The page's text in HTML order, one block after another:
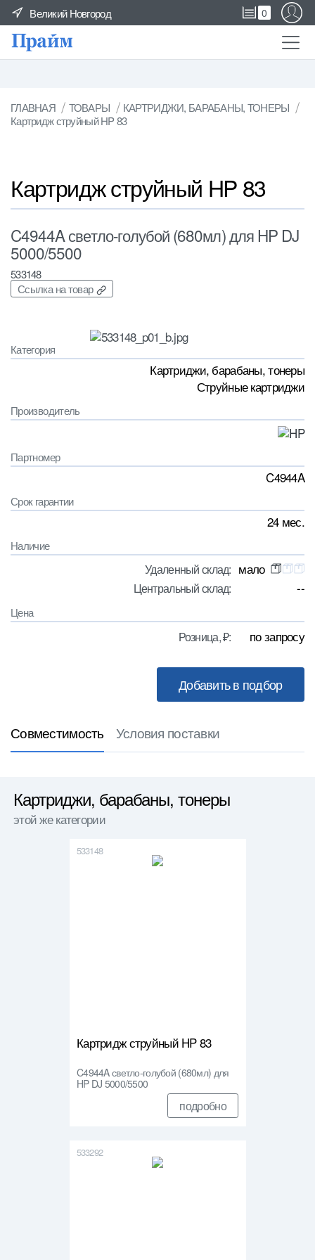
Великий Новгород 0
ГЛАВНАЯ ТОВАРЫ
КАРТРИДЖИ, БАРАБАНЫ, ТОНЕРЫ
Картридж струйный HP 83
Картридж струйный HP 83
C4944A светло-голубой (680мл) для HP DJ
5000/5500
533148
Ссылка на товар
Категория
Картриджи, барабаны, тонеры
Струйные картриджи
Производитель
Партномер
C4944A
Срок гарантии
24 мес.
Наличие
Удаленный склад: мало
Центральный склад: --
Цена
Розница, ₽: по запросу
Совместимость Условия поставки
Картриджи, барабаны, тонеры
этой же категории
533148
Картридж струйный HP 83
C4944A светло-голубой (680мл) для
HP DJ 5000/5500
подробно
533292